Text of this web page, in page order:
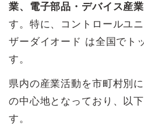
業、電子部品・デバイス産
す。特に、コントロールユ
ザーダイオード は全国でト
す。
県内の産業活動を市町村別
の中心地となっており、以
す。